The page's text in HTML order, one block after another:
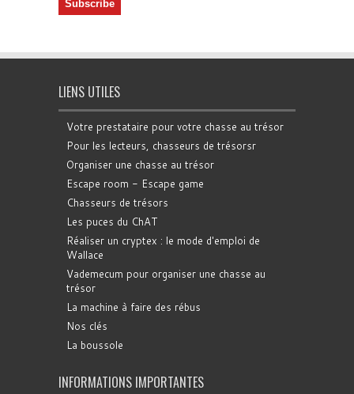
LIENS UTILES
Votre prestataire pour votre chasse au trésor
Pour les lecteurs, chasseurs de trésorsr
Organiser une chasse au trésor
Escape room - Escape game
Chasseurs de trésors
Les puces du ChAT
Réaliser un cryptex : le mode d'emploi de
Wallace
Vademecum pour organiser une chasse au
trésor
La machine à faire des rébus
Nos clés
La boussole
INFORMATIONS IMPORTANTES